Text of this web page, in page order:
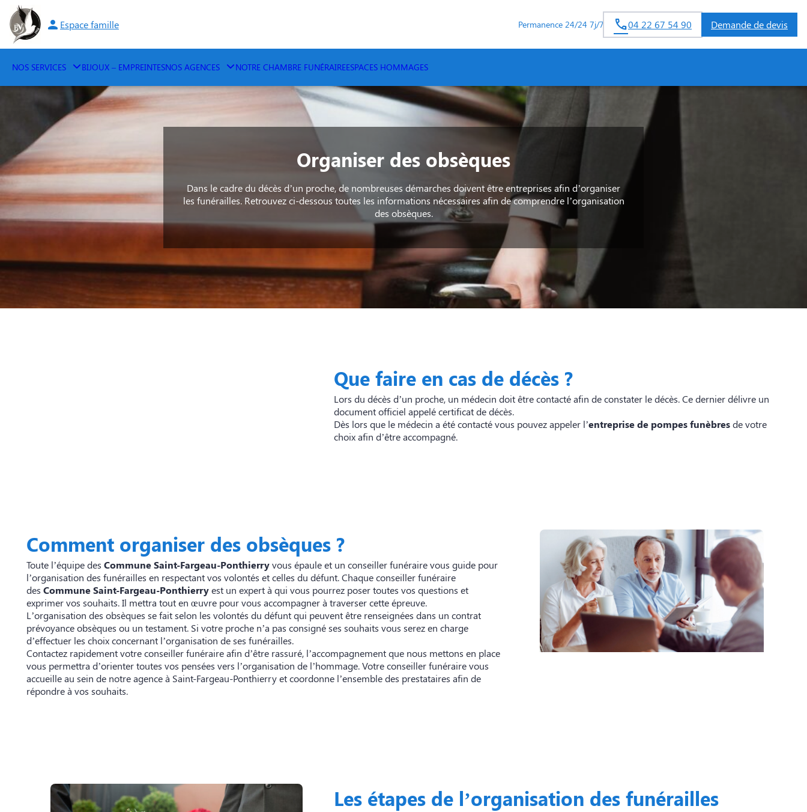
Aller
contenu
Espace famille Permanence 24/24 7j/7 04 22 67 54 90 Demande de devis
NOS SERVICES BIJOUX – EMPREINTESNOS AGENCES NOTRE CHAMBRE FUNÉRAIREESPACES HOMMAGES
Organiser des obsèques
Dans le cadre du décès d’un proche, de nombreuses démarches doivent être entreprises afin d’organiser
les funérailles. Retrouvez ci-dessous toutes les informations nécessaires afin de comprendre l’organisation
des obsèques.
Que faire en cas de décès ?
Lors du décès d’un proche, un médecin doit être contacté afin de constater le décès. Ce dernier délivre un
document officiel appelé certificat de décès.
Dès lors que le médecin a été contacté vous pouvez appeler l’entreprise de pompes funèbresde votre
choix afin d’être accompagné.
Comment organiser des obsèques ?
Toute l’équipe des Commune Saint-Fargeau-Ponthierryvous épaule et un conseiller funéraire vous guide pour
l’organisation des funérailles en respectant vos volontés et celles du défunt. Chaque conseiller funéraire
des Commune Saint-Fargeau-Ponthierryest un expert à qui vous pourrez poser toutes vos questions et
exprimer vos souhaits. Il mettra tout en œuvre pour vous accompagner à traverser cette épreuve.
L’organisation des obsèques se fait selon les volontés du défunt qui peuvent être renseignées dans un contrat
prévoyance obsèques ou un testament. Si votre proche n’a pas consigné ses souhaits vous serez en charge
d’effectuer les choix concernant l’organisation de ses funérailles.
Contactez rapidement votre conseiller funéraire afin d’être rassuré, l’accompagnement que nous mettons en place
vous permettra d’orienter toutes vos pensées vers l’organisation de l’hommage. Votre conseiller funéraire vous
accueille au sein de notre agence à Saint-Fargeau-Ponthierry et coordonne l’ensemble des prestataires afin de
répondre à vos souhaits.
Les étapes de l’organisation des funérailles